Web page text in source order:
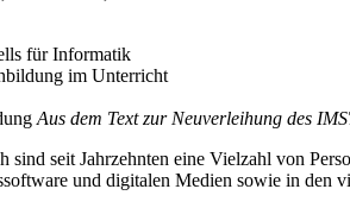
für Informatik
im Unterricht
Aus dem Text zur Neuverleihung des
seit Jahrzehnten eine Vielzahl von
und digitalen Medien sowie in den